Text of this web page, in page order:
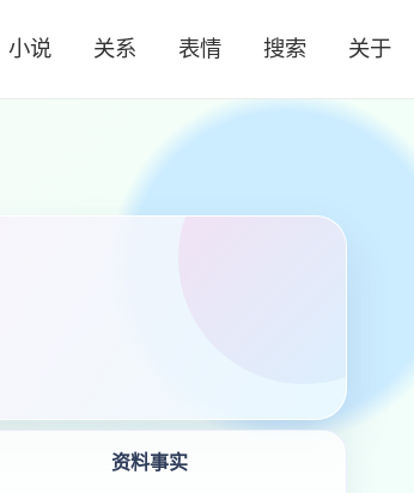
小说 关系 表情 搜索 关于
资料事实